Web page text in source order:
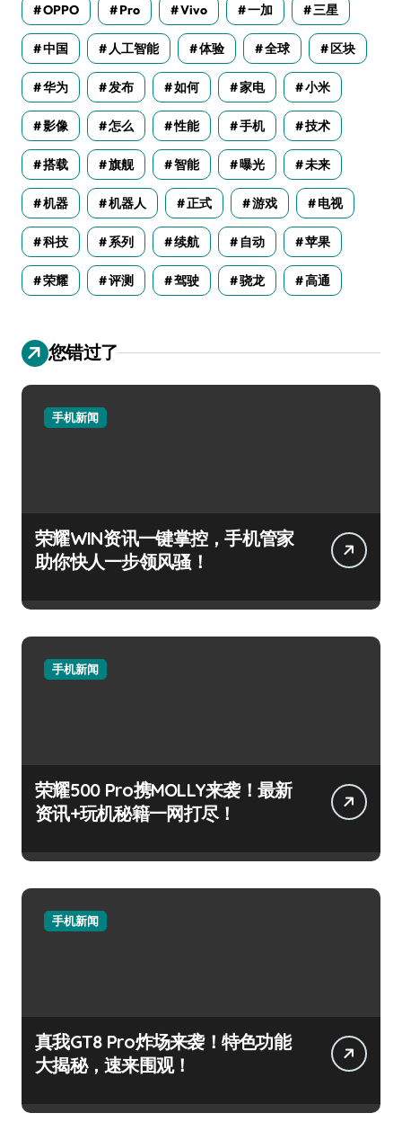
OPPO Pro Vivo 一加 三星
中国 人工智能 体验 全球 区块
华为 发布 如何 家电 小米
影像 怎么 性能 手机 技术
搭载 旗舰 智能 曝光 未来
机器 机器人 正式 游戏 电视
科技 系列 续航 自动 苹果
荣耀 评测 驾驶 骁龙 高通
您错过了
手机新闻
荣耀WIN资讯一键掌控，手机管家
助你快人一步领风骚！
手机新闻
荣耀500 Pro携MOLLY来袭！最新
资讯+玩机秘籍一网打尽！
手机新闻
真我GT8 Pro炸场来袭！特色功能
大揭秘，速来围观！